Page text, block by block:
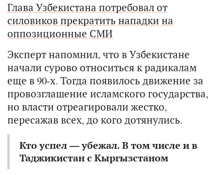
Глава Узбекистана потребовал от
силовиков прекратить нападки на
оппозиционные СМИ
Эксперт напомнил, что в Узбекистане
начали сурово относиться к радикалам
еще в 90-х. Тогда появилось движение за
провозглашение исламского государства,
но власти отреагировали жестко,
пересажав всех, до кого дотянулись.
Кто успел — убежал. В том числе и в
Таджикистан с Кыргызстаном